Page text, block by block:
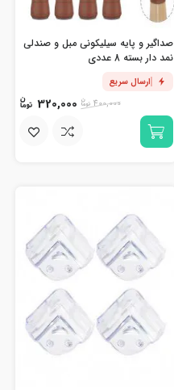
صداگیر و پایه سیلیکونی مبل و صندلی
نمد دار بسته 8 عددی
ارسال سریع
400,000
320,000